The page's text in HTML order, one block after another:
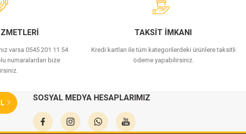
varsa 0545 201 11 54
numaralardan bize
TAKSİT İMKANI
Kredi kartları ile tüm kategorilerdeki ürünlere taksitli
ödeme yapabilirsiniz.
SOSYAL MEDYA HESAPLARIMIZ